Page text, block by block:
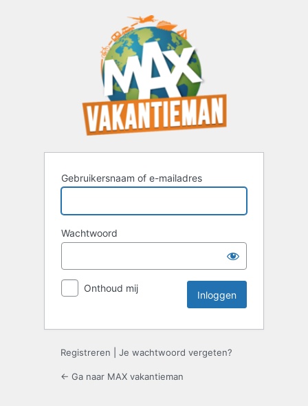
Gebruikersnaam of e-mailadres
Wachtwoord
Onthoud mij
Registreren Je wachtwoord vergeten?
← Ga naar MAX vakantieman